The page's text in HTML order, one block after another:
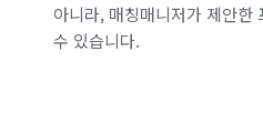
아니라, 매칭매니저가 제안한
수 있습니다.